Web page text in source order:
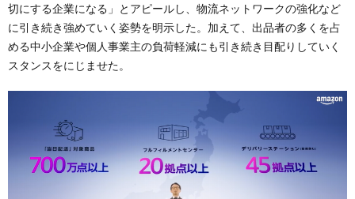
切にする企業になる」とアピールし、物流ネットワークの強化など
に引き続き強めていく姿勢を明示した。加えて、出品者の多くを占
める中小企業や個人事業主の負荷軽減にも引き続き目配りしていく
スタンスをにじませた。